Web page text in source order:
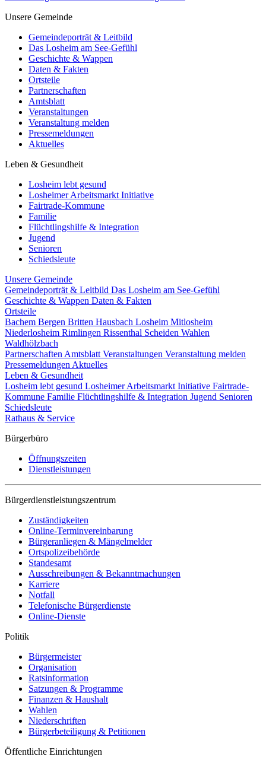
Unsere Gemeinde
Gemeindeporträt & Leitbild
Das Losheim am See-Gefühl
Geschichte & Wappen
Daten & Fakten
Ortsteile
Partnerschaften
Amtsblatt
Veranstaltungen
Veranstaltung melden
Pressemeldungen
Aktuelles
Leben & Gesundheit
Losheim lebt gesund
Losheimer Arbeitsmarkt Initiative
Fairtrade-Kommune
Familie
Flüchtlingshilfe & Integration
Jugend
Senioren
Schiedsleute
Unsere Gemeinde
Gemeindeporträt & Leitbild Das Losheim am See-Gefühl
Geschichte & Wappen Daten & Fakten
Ortsteile
Bachem Bergen Britten Hausbach Losheim Mitlosheim
Niederlosheim Rimlingen Rissenthal Scheiden Wahlen
Waldhölzbach
Partnerschaften Amtsblatt Veranstaltungen Veranstaltung melden
Pressemeldungen Aktuelles
Leben & Gesundheit
Losheim lebt gesund Losheimer Arbeitsmarkt Initiative Fairtrade-
Kommune Familie Flüchtlingshilfe & Integration Jugend Senioren
Schiedsleute
Rathaus & Service
Bürgerbüro
Öffnungszeiten
Dienstleistungen
Bürgerdienstleistungszentrum
Zuständigkeiten
Online-Terminvereinbarung
Bürgeranliegen & Mängelmelder
Ortspolizeibehörde
Standesamt
Ausschreibungen & Bekanntmachungen
Karriere
Notfall
Telefonische Bürgerdienste
Online-Dienste
Politik
Bürgermeister
Organisation
Ratsinformation
Satzungen & Programme
Finanzen & Haushalt
Wahlen
Niederschriften
Bürgerbeteiligung & Petitionen
Öffentliche Einrichtungen